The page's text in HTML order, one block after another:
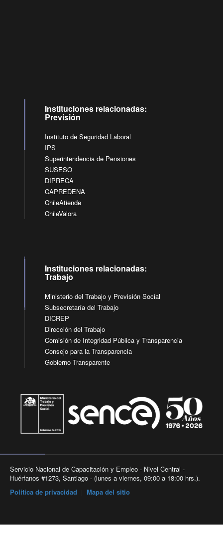
Instituciones relacionadas:
Previsión
Instituto de Seguridad Laboral
IPS
Superintendencia de Pensiones
SUSESO
DIPRECA
CAPREDENA
ChileAtiende
ChileValora
Instituciones relacionadas:
Trabajo
Ministerio del Trabajo y Previsión Social
Subsecretaría del Trabajo
DICREP
Dirección del Trabajo
Comisión de Integridad Pública y Transparencia
Consejo para la Transparencia
Gobierno Transparente
Servicio Nacional de Capacitación y Empleo - Nivel Central -
Huérfanos #1273, Santiago - (lunes a viernes, 09:00 a 18:00 hrs.).
Política de privacidad
Mapa del sitio